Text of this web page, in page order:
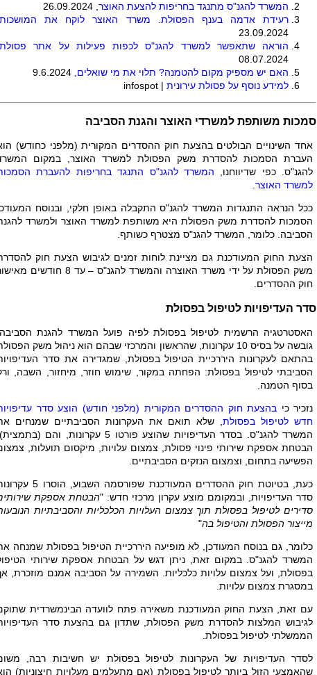
המשרד להגנ"ס מתנגד בחריפות להצעת האוצר
רעידת אדמה בענף הפסולת. משרד האוצר לוקח את המושכות
23.09.2024
הוראה שתאפשר למשרד להגנ"ס לכפות פעילות על אתר פסולת
08.07.2024
האם יש מספיק מקום להטמנה? תלוי את מי שואלים,
למידע נוסף על פסולת עירונית |
infospot
סמכות משותפת למשרדי האוצר והגנת הסביבה
אחד השינויים הבולטים בהצעת חוק ההסדרים המקורית (מלפני כחודש)
העברת הסמכות להסדרת משק הפסולת למשרד האוצר, במקום
להגנ"ס. כפי שדיווחנו, המשרד להגנ"ס התנגד בחריפות להעברת
למשרד האוצר
ככל הנראה התנגדות המשרד להגנ"ס התקבלה באופן חלקי, ובנוסח
הסמכות להסדרת משק הפסולת היא משותפת למשרד האוצר ולמשרד
הסביבה. כלומר, המשרד להגנ"ס מצטרף כשותף.
הצעת החוק המעודכנת גם מציינת לוחות זמנים לגיבוש הצעת חוק
משק הפסולת על ידי משרד האוצרה והמשרד להגנ"ס – עד 8 חודשים
חוק ההסדרים.
סדר העדיפויות לטיפול בפסולת
האסטרטגיה הרשמית לטיפול בפסולת לפיה פועל המשרד להגנת
גובשה על בסיס 10 עקרונות, שהראשון והמרכזי שבהם הוא ניהול משק
בהתאם לעקרונות היררכיית הטיפול בפסולת, שמגדירה את סדר
הסביבתי לטיפול בפסולת: הפחתה במקור, שימוש חוזר, מיחזור, השבה,
בסוף הטמנה.
נזכיר כי בהצעת חוק ההסדרים המקורית (מלפני חודש) הוצע סדר
חדש לטיפול בפסולת , שלא תואם את העקרונות הסביבתיים שמנחים
המשרד להגנ"ס. בסדר העדיפויות שהוצע פורטו 5 עקרונות, והם
הבטחת אספקת שירותי פינוי פסולת, צמצום עלויות, מיקסום תועלות,
הפשיעה בתחום, וצמצום הנזקים הסביבתיים.
כעת, בטיוטת חוק ההסדרים המעודכנת שפורסמה השבוע, הוסרו
סדר העדיפויות, ובמקומם מוצע עקרון מרכזי חדש: "הבטחת אספקת
סדירים לטיפול בפסולת תוך צמצום העלויות הכלכליות והסביבתיות
מייצור הפסולת והטיפול בה"
כלומר, גם בנוסח המעודכן, לא מופיעה היררכיית הטיפול בפסולת שמנחה
המשרד להגנ"ס. במקום זאת, ניתן דגש על הבטחת אספקת שירותי
בפסולת, ועל צמצום עלויות כלכליות. השמירה על הסביבה אמנם מוזכרת,
במסגרת צמצום עלויות.
עם זאת, הצעת החוק המעודכנת משאירה פתח לוועדה הבינמשרדית
לגיבוש המלצות להסדרת משק הפסולת, שתדון גם בהצעת סדר
הממשלתי לטיפול בפסולת.
לסדר העדיפויות של העקרונות לטיפול בפסולת יש חשיבות רבה,
שהאמצעי הזול ביותר לטיפול בפסולת (אם מתעלמים מעלויות חיצוניות)